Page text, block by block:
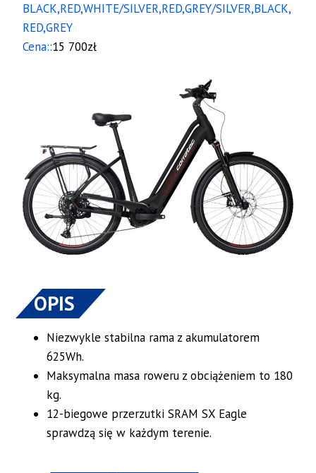
BLACK,RED,WHITE/SILVER,RED,GREY/SILVER,BLACK,
RED,GREY
Cena::15 700zł
OPIS
Niezwykle stabilna rama z akumulatorem
625Wh.
Maksymalna masa roweru z obciążeniem to 180
kg.
12-biegowe przerzutki SRAM SX Eagle
sprawdzą się w każdym terenie.